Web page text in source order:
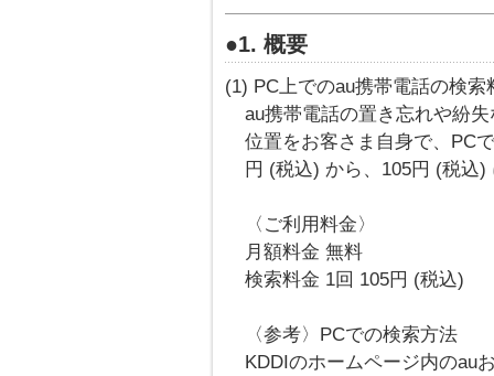
●1. 概要
(1) PC上でのau携帯電話の検索
au携帯電話の置き忘れや紛
位置をお客さま自身で、PC
円 (税込) から、105円 (税込)
〈ご利用料金〉
月額料金 無料
検索料金 1回 105円 (税込)
〈参考〉PCでの検索方法
KDDIのホームページ内のau